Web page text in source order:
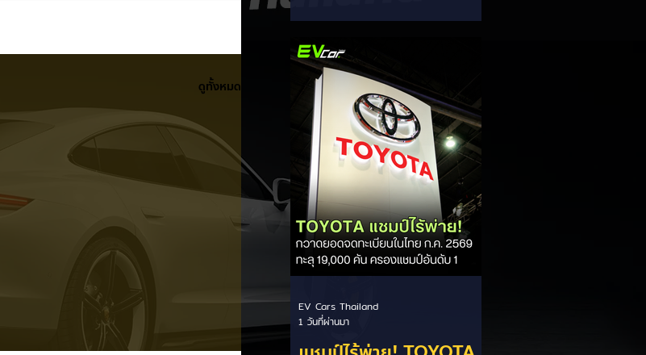
ดูทั้งหมด
6 เดือนแรก (ม.ค. - มิ.ย.) โตพุ่ง 67%
แตะ 16,920 คัน พร้อมส่งสัญญาณ
ปรับเป้าหมายยอดขายรวมปีนี้เพิ่มขึ้นเป็น
36,000 คัน จากเดิมตั้งไว้ 30,000
คัน โดยพร้อมเร่งส่งมอบรถค้างสต็อก
(Back Order) ทั้งหมดในระยะเวลาอัน
สั้น - ปรับเป้าเติบโต & เคลียร์ Back
Order: ยอดขายครึ่งปีแรกที่เติบโตสูง
ถึง 67% ประกอบกับการแก้ไขปัญหา
การนำเข้าชิ้นส่วนจากสถานการณ์
ตึงเครียดในตะว
EV Cars Thailand
1 วันที่ผ่านมา